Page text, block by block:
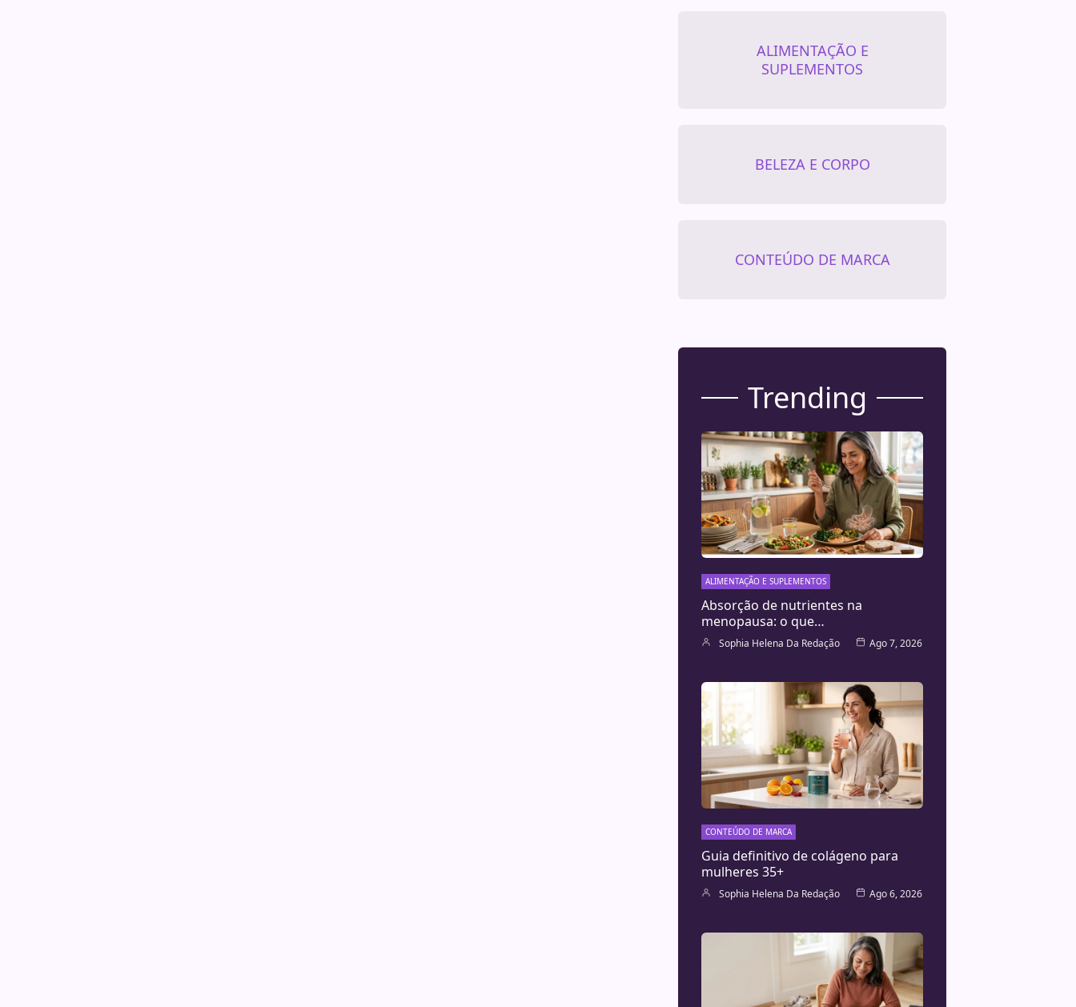
ALIMENTAÇÃO E
SUPLEMENTOS
BELEZA E CORPO
CONTEÚDO DE MARCA
Trending
ALIMENTAÇÃO E SUPLEMENTOS
Absorção de nutrientes na
menopausa: o que…
Sophia Helena Da Redação Ago 7, 2026
CONTEÚDO DE MARCA
Guia definitivo de colágeno para
mulheres 35+
Sophia Helena Da Redação Ago 6, 2026